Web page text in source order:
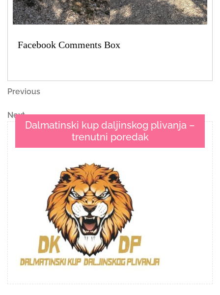
Facebook Comments Box
Navigacija
objava
Previous
Previous
Next
Post
Next
Dalmatinski kup daljinskog plivanja –
trenutni poredak